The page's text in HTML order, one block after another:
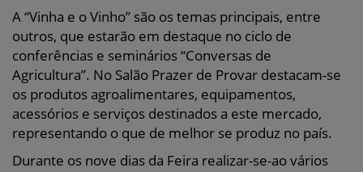
A “Vinha e o Vinho” são os temas principais, entre
outros, que estarão em destaque no ciclo de
conferências e seminários “Conversas de
Agricultura”. No Salão Prazer de Provar destacam-se
os produtos agroalimentares, equipamentos,
acessórios e serviços destinados a este mercado,
representando o que de melhor se produz no país.
Durante os nove dias da Feira realizar-se-ao vários